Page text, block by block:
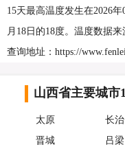
15天最高温度发生在2026
月18日的18度。温度数据来
查询地址：https://
山西省主要城市
太原 长治
晋城
吕梁